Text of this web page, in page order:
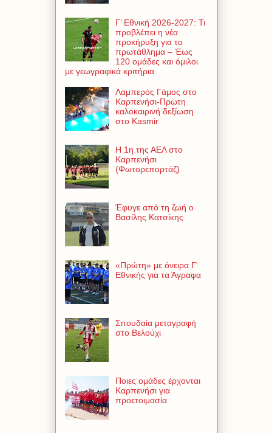
Γ’ Εθνική 2026-2027: Τι
προβλέπει η νέα
προκήρυξη για το
πρωτάθλημα – Έως
120 ομάδες και όμιλοι
με γεωγραφικά κριτήρια
Λαμπερός Γάμος στο
Καρπενήσι-Πρώτη
καλοκαιρινή δεξίωση
στο Kasmir
Η 1η της ΑΕΛ στο
Καρπενήσι
(Φωτορεπορτάζ)
Έφυγε από τη ζωή ο
Βασίλης Κατσίκης
«Πρώτη» με όνειρα Γ'
Εθνικής για τα Άγραφα
Σπουδαία μεταγραφή
στο Βελούχι
Ποιες ομάδες έρχονται
Καρπενήσι για
προετοιμασία